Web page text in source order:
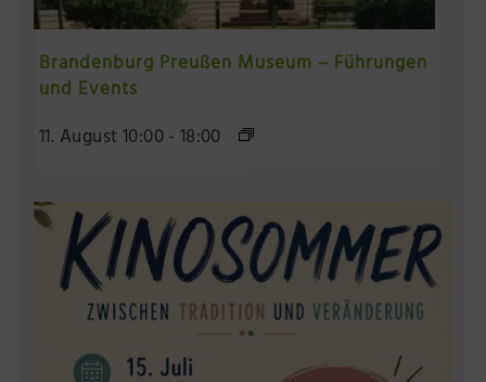
Brandenburg Preußen Museum – Führungen
und Events
11. August 10:00-18:00